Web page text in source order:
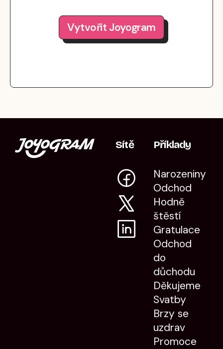
Vytvořit Joyogram
Sítě Příklady
Narozeniny
Odchod
Hodně
štěstí
Gratulace
Odchod
do
důchodu
Děkujeme
Svatby
Brzy se
uzdrav
Promoce